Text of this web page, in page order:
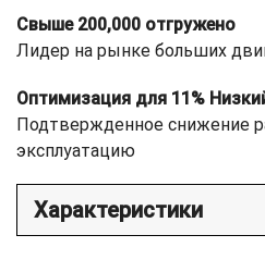
Свыше 200,000 отгружено
Лидер на рынке больших
Оптимизация для 11%
Подтвержденное снижение
эксплуатацию
Характеристики